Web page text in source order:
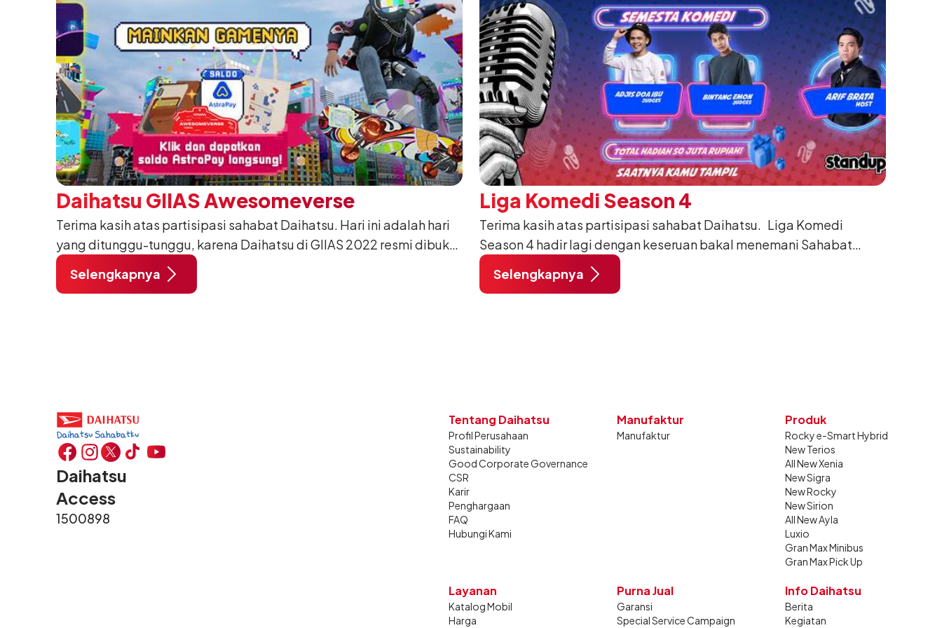
Daihatsu GIIAS Awesomeverse
Terima kasih atas partisipasi sahabat Daihatsu. Hari ini adalah hari
yang ditunggu-tunggu, karena Daihatsu di GIIAS 2022 resmi dibuka.
Buat Sahabat yang ingin ikut keseruannya, segera kunjungi booth D
Selengkapnya
Liga Komedi Season 4
Terima kasih atas partisipasi sahabat Daihatsu. Liga Komedi
Season 4 hadir lagi dengan keseruan bakal menemani Sahabat
sekalian. Untuk seluruh calon komika yang berbakat, ini waktunya
bu
Selengkapnya
Daihatsu
Access
1500898
Tentang Daihatsu
Profil Perusahaan
Sustainability
Good Corporate Governance
CSR
Karir
Penghargaan
FAQ
Hubungi Kami
Manufaktur
Manufaktur
Produk
Rocky e-Smart Hybrid
New Terios
All New Xenia
New Sigra
New Rocky
New Sirion
All New Ayla
Luxio
Gran Max Minibus
Gran Max Pick Up
Layanan
Katalog Mobil
Harga
Purna Jual
Garansi
Special Service Campaign
Info Daihatsu
Berita
Kegiatan